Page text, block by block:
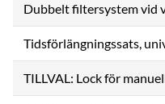
Dubbelt filtersystem vid
Tidsförlängningssats,
TILLVAL: Lock för